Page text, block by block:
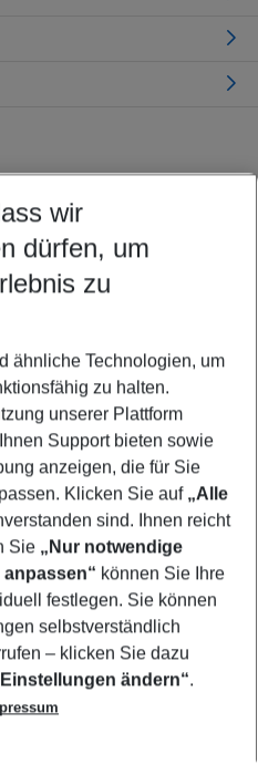
Ihren Wünschen
8 Nächte
anzeigen
wir
dürfen, um
zu
ähnliche Technologien, um
zu halten.
unserer Plattform
Support bieten sowie
anzeigen, die für Sie
Klicken Sie auf „Alle
sind. Ihnen reicht
Sie „Nur notwendige
anpassen“ können Sie Ihre
festlegen. Sie können
selbstverständlich
– klicken Sie dazu
ändern“.